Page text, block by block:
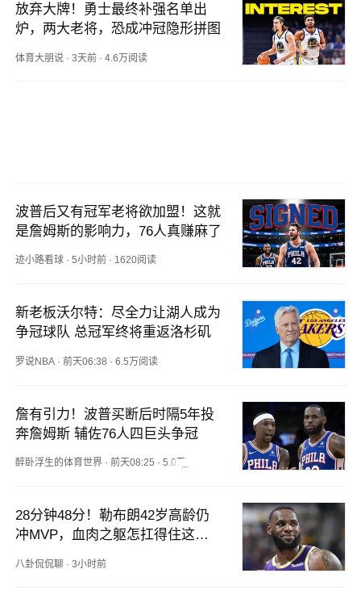
放弃大牌！勇士最终补强名单出
炉，两大老将，恐成冲冠隐形拼图
体育大朋说 ·3天前 ·4.6万阅读
波普后又有冠军老将欲加盟！这就
是詹姆斯的影响力，76人真赚麻了
迹小路看球 ·5小时前 · 1620阅读
新老板沃尔特：尽全力让湖人成为
争冠球队 总冠军终将重返洛杉矶
罗说NBA ·前天06:38 ·6.5万阅读
詹有引力！波普买断后时隔5年投
奔詹姆斯 辅佐76人四巨头争冠
醉卧浮生的体育世界 ·前天08:25 ·5.0万阅读
28分钟48分！勒布朗42岁高龄仍
冲MVP，血肉之躯怎扛得住这般
八卦侃侃聊 ·3小时前